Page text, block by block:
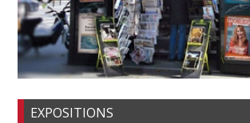
EXPOSITIONS